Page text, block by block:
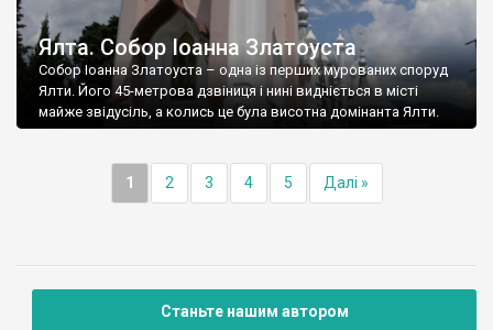
Ялта. Собор Іоанна Златоуста
Собор Іоанна Златоуста – одна із перших мурованих споруд
Ялти. Його 45-метрова дзвіниця і нині видніється в місті
майже звідусіль, а колись це була висотна домінанта Ялти.
1 2 3 4 5 Далі »
Станьте нашим автором